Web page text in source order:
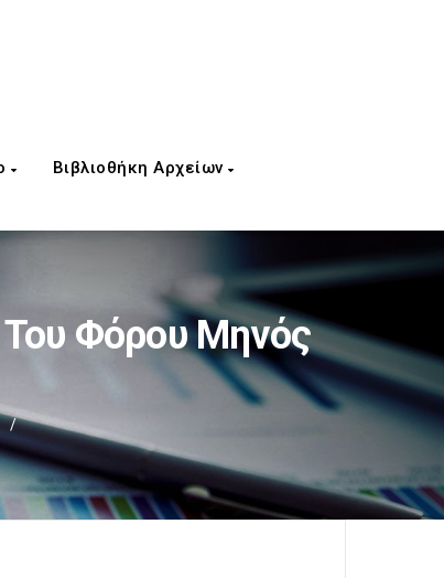
Βιβλιοθήκη Αρχείων
Φόρου Μηνός
/